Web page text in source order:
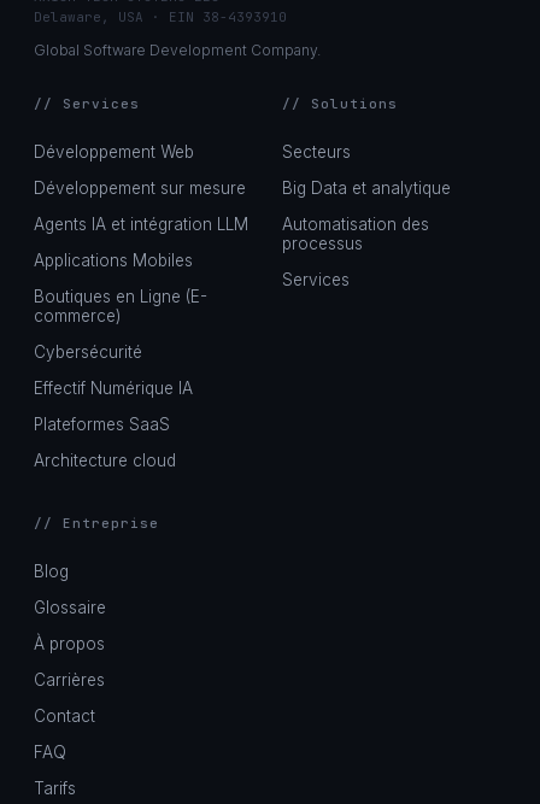
Delaware, USA · EIN 38-4393910
Global Software Development Company.
// Services
Développement Web
Développement sur mesure
Agents IA et intégration LLM
Applications Mobiles
Boutiques en Ligne (E-
commerce)
Cybersécurité
Effectif Numérique IA
Plateformes SaaS
Architecture cloud
// Solutions
Secteurs
Big Data et analytique
Automatisation des
processus
Services
// Entreprise
Blog
Glossaire
À propos
Carrières
Contact
FAQ
Tarifs